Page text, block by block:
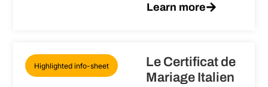
Learn more
Highlighted info-sheet
Le Certificat de
Mariage Italien